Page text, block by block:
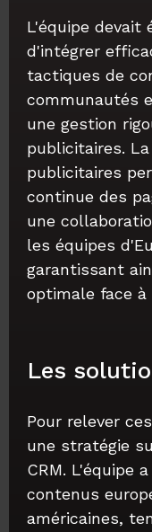
L'équipe devait
d'intégrer
tactiques de
communautés
une gestion
publicitaires.
publicitaires
continue des
une
les équipes
garantissant
optimale face
Les
Pour relever
une stratégie
CRM. L'équipe
contenus
américaines,